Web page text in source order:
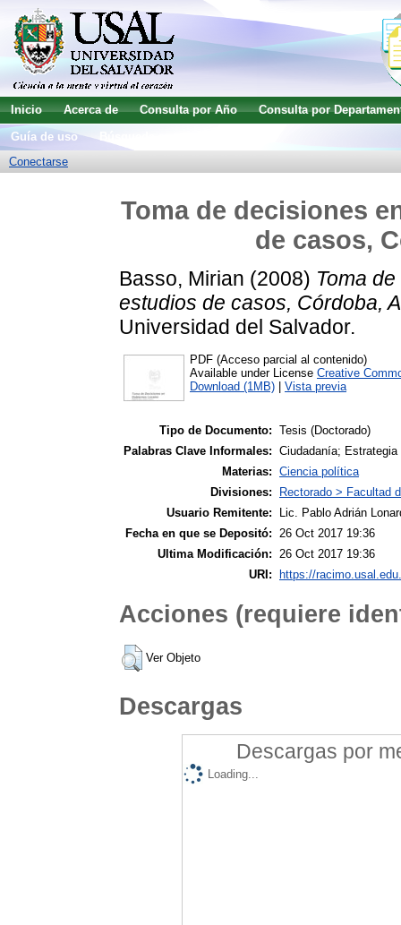
Inicio Acerca de Consulta por Año
Consulta por
Guía de uso
Conectarse
Toma de decisiones
de casos,
Basso, Mirian (2008) Toma
estudios de casos, Córdoba,
Universidad del Salvador.
PDF (Acceso parcial al contenido)
Available under License Creative
Download (1MB)
Vista previa
Tipo de Documento: Tesis (Doctorado)
Palabras Clave Informales: Ciudadanía;
Materias: Ciencia política
Divisiones:
Rectorado > Facultad
Usuario Remitente:
Lic. Pablo Adrián
Fecha en que se Depositó: 26 Oct 2017 19:36
Ultima Modificación: 26 Oct 2017 19:36
URI:
https://
Acciones (requiere
Ver Objeto
Descargas
Descargas por
Loading...